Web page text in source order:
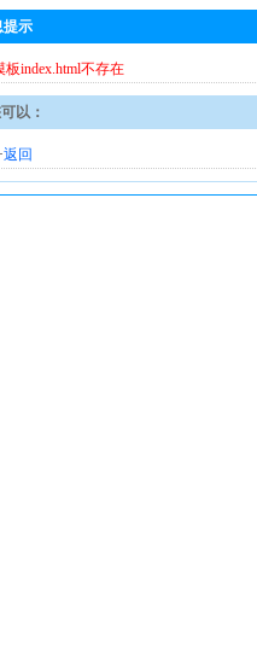
提示
板index.html不存在
以：
·返回